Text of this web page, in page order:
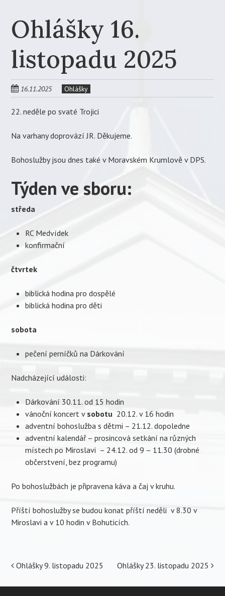
Ohlášky 16.
listopadu 2025
16.11.2025 Ohlášky
22. neděle po svaté Trojici
Na varhany doprovází JR. Děkujeme.
Bohoslužby jsou dnes také v Moravském Krumlově v DPS.
Týden ve sboru:
středa
RC Medvídek
konfirmační
čtvrtek
biblická hodina pro dospělé
biblická hodina pro děti
sobota
pečení perníčků na Dárkování
Nadcházející události:
Dárkování 30.11. od 15 hodin
vánoční koncert v sobotu 20.12. v 16 hodin
adventní bohoslužba s dětmi – 21.12. dopoledne
adventní kalendář – prosincová setkání na různých
místech po Miroslavi – 24.12. od 9 – 11.30 (drobné
občerstvení, bez programu)
Po bohoslužbách je připravena káva a čaj v kruhu.
Příští bohoslužby se budou konat příští neděli v 8.30 v
Miroslavi a v 10 hodin v Bohuticích.
Post
navigation
Ohlášky 9. listopadu 2025 Ohlášky 23. listopadu 2025